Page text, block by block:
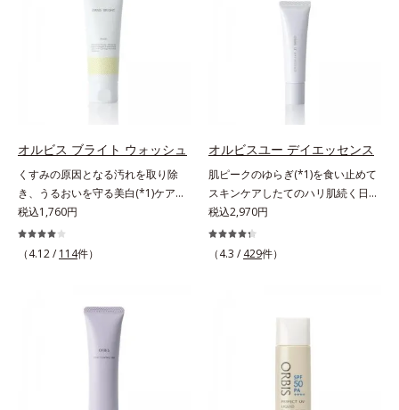
W*4 2022年5月 Mintel社データベ
ース及び先行技術調査による当社調
べ*5 オトギリソウエキス配合＝肌
にうるおいを与え、うるおいに満ち
じみ(*7)」が発現。シミやそばかす
という「点」だけでなく、透明感の
なさなどの「面」での透明感を阻害
する原因を引き起こしていることが
ライト シリーズは「メラニンにじ
C(*8)」を採用。肌奥(*6)まで浸透
ラニンの生成を食い止めます。また
オルビス独自成分の「ブライトVC
コンプレックス(*9)」が、透明感を
阻害する原因(*10)にアプローチし
ます。さらに肌表面のなめらかさや
持続性、2種の保湿成分も配合し、
透明感を包括的にサポート。全方位
ケアのアプローチによって、肌本来
現。シミやそばかすという「点」だ
けでなく、透明感のなさなどの
「面」での透明感を阻害する原因を
引き起こしていることがわかりまし
た。そこでオルビス ブライト シリ
ーズは「メラニンにじみ」に着目し
て「高圧処理ビタミンC(*7)」を採
用。肌奥(*6)まで浸透し、シミやソ
バカスの原因となるメラニンの生成
を食い止めます。またオルビス独自
成分の「ブライトVCコンプレック
ス(*8)」が、透明感を阻害する原因
(*9)にアプローチします。さらに肌
表面のなめらかさやみずみずしさを
によって、肌本来の輝きを生かして
澄み渡る、輝き透明肌を叶えます。
L＝さっぱりタイプ（脂性肌～普通
肌）M＝しっとりタイプ（普通肌～
オルビス ブライト ウォッシュ
くすみの原因となる汚れを取り除
き、うるおいを守る美白(*1)ケアシ
リーズの洗顔料。業界初(*2)知見
「メラニンの第三のルート」である
「横のひろがり」に着目して、全方
てしまった紫外線ダメージをきっか
けに、肌深く(*5)では「メラニンに
じみ(*6)」が発現。シミやそばかす
という「点」だけでなく、透明感の
税込1,760円
（4.12 / 114件）
オルビスユー デイエッセンス
肌ピークのゆらぎ(*1)を食い止めて
スキンケアしたてのハリ肌続く日中
用美容液。起床直後にピークを迎
え、夕方から夜にかけて徐々にダウ
ンするハリのバイオリズムに着目し
して、うるおいをキープ。さらに紫
外線・近赤外線・大気汚染(*3)をカ
ットする成分を配合しており、外的
刺激から肌を守ります。肌の内側
税込2,970円
（4.3 / 429件）